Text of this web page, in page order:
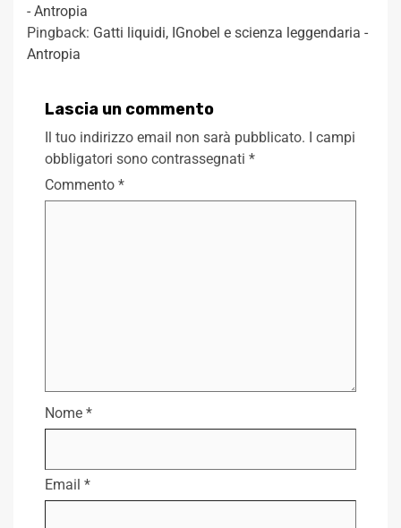
- Antropia
Pingback: Gatti liquidi, IGnobel e scienza leggendaria -
Antropia
Lascia un commento
Il tuo indirizzo email non sarà pubblicato. I campi
obbligatori sono contrassegnati *
Commento *
Nome *
Email *